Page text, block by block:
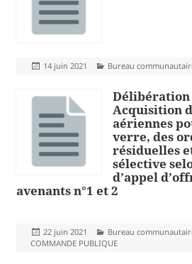
Publié
14 juin 2021 Catégories
Bureau
Délibération
Acquisition
aériennes
verre, des
résiduelles
sélective
d’appel
avenants n°1 et 2
Publié
le
22 juin 2021 Catégories
Bureau
COMMANDE PUBLIQUE